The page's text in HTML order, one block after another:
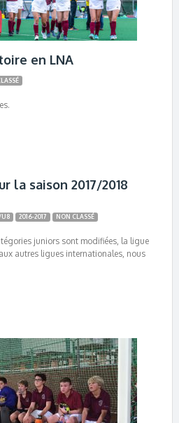
en LNA
la saison 2017/2018
2016-2017 NON CLASSÉ
juniors sont modifiées, la ligue
autres ligues internationales, nous